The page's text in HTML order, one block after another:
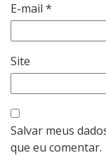
E-mail *
Site
Salvar meus
que eu comentar.